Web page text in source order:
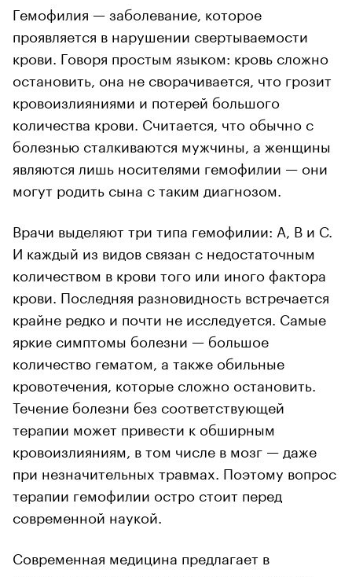
Гемофилия — заболевание, которое
проявляется в нарушении свертываемости
крови. Говоря простым языком: кровь сложно
остановить, она не сворачивается, что грозит
кровоизлияниями и потерей большого
количества крови. Считается, что обычно с
болезнью сталкиваются мужчины, а женщины
являются лишь носителями гемофилии — они
могут родить сына с таким диагнозом.
Врачи выделяют три типа гемофилии: А, В и С.
И каждый из видов связан с недостаточным
количеством в крови того или иного фактора
крови. Последняя разновидность встречается
крайне редко и почти не исследуется. Самые
яркие симптомы болезни — большое
количество гематом, а также обильные
кровотечения, которые сложно остановить.
Течение болезни без соответствующей
терапии может привести к обширным
кровоизлияниям, в том числе в мозг — даже
при незначительных травмах. Поэтому вопрос
терапии гемофилии остро стоит перед
современной наукой.
Современная медицина предлагает в